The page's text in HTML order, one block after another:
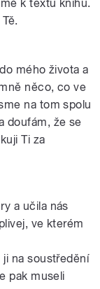
k textu knihu.
mého života a
něco, co ve
na tom spolu
doufám, že se
Ti za
a učila nás
ve kterém
na soustředění
pak museli